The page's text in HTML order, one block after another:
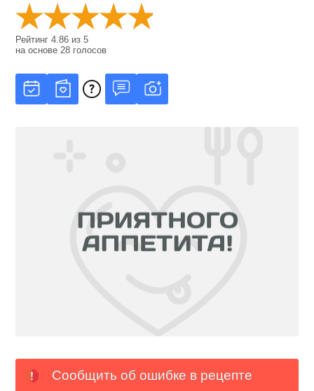
Рейтинг4.86 из5
на основе 28 голосов
Сообщить об ошибке в рецепте